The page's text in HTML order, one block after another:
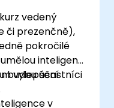
vedený
či prezenčně),
pokročilé
inteligenci
vylepšení
budou účastníci
v